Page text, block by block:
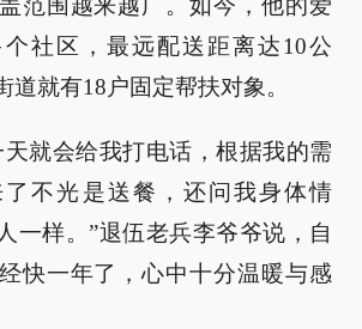
范围越来越广。如今，他的爱
社区，最远配送距离达10公
道就有18户固定帮扶对象。
就会给我打电话，根据我的需
不光是送餐，还问我身体情
一样。”退伍老兵李爷爷说，自
快一年了，心中十分温暖与感